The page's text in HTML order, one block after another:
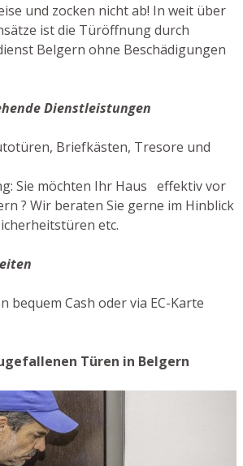
und zocken nicht ab! In weit über
ist die Türöffnung durch
Belgern ohne Beschädigungen
Dienstleistungen
Briefkästen, Tresore und
Sie möchten Ihr Haus effektiv vor
? Wir beraten Sie gerne im Hinblick
etc.
bequem Cash oder via EC-Karte
Türen in Belgern